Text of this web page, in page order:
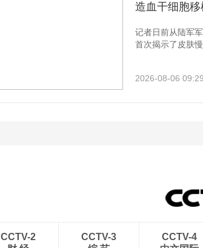
造血干细胞
记者日前从陆军
首次揭示了皮肤
2026-08-06 09:29
CCTV-2
CCTV-3
CCTV-4